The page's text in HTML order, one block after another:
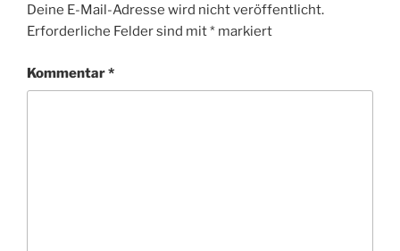
Deine E-Mail-Adresse wird nicht veröffentlicht.
Erforderliche Felder sind mit* markiert
Kommentar*